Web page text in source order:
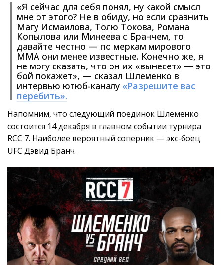
«Я сейчас для себя понял, ну какой смысл
мне от этого? Не в обиду, но если сравнить
Магу Исмаилова, Толю Токова, Романа
Копылова или Минеева с Бранчем, то
давайте честно — по меркам мирового
ММА они менее известные. Конечно же, я
не могу сказать, что он их «вынесет» — это
бой покажет», — сказал Шлеменко в
интервью ютюб-каналу «Разрешите вас
перебить».
Напомним, что следующий поединок Шлеменко
состоится 14 декабря в главном событии турнира
RCC 7. Наиболее вероятный соперник — экс-боец
UFC Дэвид Бранч.